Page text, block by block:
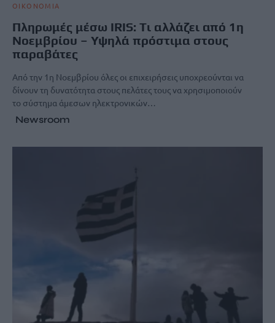
ΟΙΚΟΝΟΜΙΑ
Πληρωμές μέσω IRIS: Tι αλλάζει από 1η
Νοεμβρίου – Υψηλά πρόστιμα στους
παραβάτες
Από την 1η Νοεμβρίου όλες οι επιχειρήσεις υποχρεούνται να
δίνουν τη δυνατότητα στους πελάτες τους να χρησιμοποιούν
το σύστημα άμεσων ηλεκτρονικών…
Newsroom